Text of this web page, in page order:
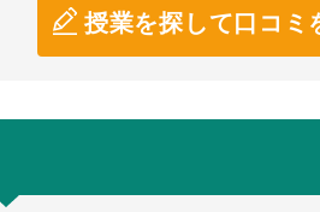
授業を探して口コミ